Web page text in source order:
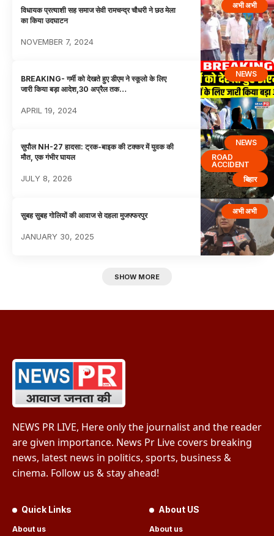
अभी अभी
विधायक प्रत्याशी सह समाज सेवी रामचन्द्र चौधरी ने छठ मेला
का किया उदघाटन
NOVEMBER 7, 2024
NEWS
BREAKING- गर्मी को देखते हुए डीएम ने स्कूलो के लिए
जारी किया बड़ा आदेश,30 अप्रैल तक…
APRIL 19, 2024
NEWS
ROAD
ACCIDENT
बिहार
सुपौल NH-27 हादसा: ट्रक-बाइक की टक्कर में युवक की
मौत, एक गंभीर घायल
JULY 8, 2026
अभी अभी
सुबह सुबह गोलियों की आवाज से दहला मुजफ्फरपुर
JANUARY 30, 2025
SHOW MORE
NEWS PR LIVE, Here only the journalist and the reader
are given importance. News Pr Live covers breaking
news, latest news in politics, sports, business &
cinema. Follow us & stay ahead!
Quick Links
About us
About US
About us